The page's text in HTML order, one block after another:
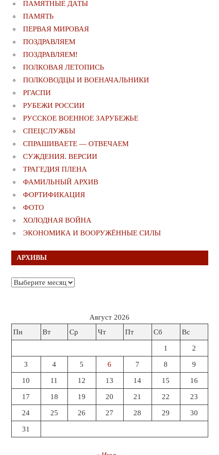
ПАМЯТНЫЕ ДАТЫ
ПАМЯТЬ
ПЕРВАЯ МИРОВАЯ
ПОЗДРАВЛЯЕМ
ПОЗДРАВЛЯЕМ!
ПОЛКОВАЯ ЛЕТОПИСЬ
ПОЛКОВОДЦЫ И ВОЕНАЧАЛЬНИКИ
РГАСПИ
РУБЕЖИ РОССИИ
РУССКОЕ ВОЕННОЕ ЗАРУБЕЖЬЕ
СПЕЦСЛУЖБЫ
СПРАШИВАЕТЕ — ОТВЕЧАЕМ
СУЖДЕНИЯ. ВЕРСИИ
ТРАГЕДИЯ ПЛЕНА
ФАМИЛЬНЫЙ АРХИВ
ФОРТИФИКАЦИЯ
ФОТО
ХОЛОДНАЯ ВОЙНА
ЭКОНОМИКА И ВООРУЖЁННЫЕ СИЛЫ
АРХИВЫ
Архивы
Август 2026
Пн
Вт Ср Чт Пт Сб Вс
1 2
3 4 5 6 7 8 9
10 11 12 13 14 15 16
17 18 19 20 21 22 23
24 25 26 27 28 29 30
31